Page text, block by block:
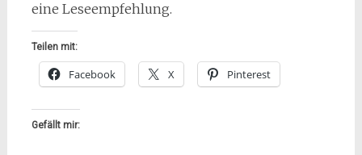
eine Leseempfehlung.
Teilen mit:
Facebook X Pinterest
Gefällt mir: